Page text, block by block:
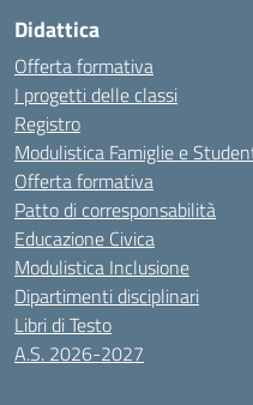
Didattica
Offerta formativa
I progetti delle classi
Registro
Modulistica Famiglie e
Offerta formativa
Patto di corresponsabilità
Educazione Civica
Modulistica Inclusione
Dipartimenti disciplinari
Libri di Testo
A.S. 2026-2027